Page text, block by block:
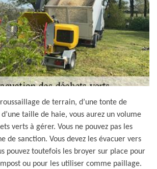
de terrain, d’une tonte de
taille de haie, vous aurez un volume
verts à gérer. Vous ne pouvez pas les
de sanction. Vous devez les évacuer vers
pouvez toutefois les broyer sur place pour
ou pour les utiliser comme paillage.